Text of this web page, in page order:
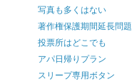
写真も多くはない
著作権保護期間延長問題
投票所はどこでも
アパ日帰りプラン
スリープ専用ボタン